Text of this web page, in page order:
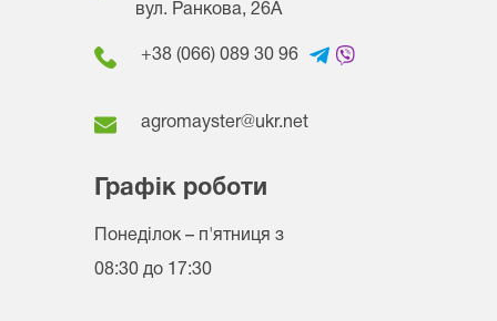
вул. Ранкова, 26A
+38 (066) 089 30 96
agromayster@ukr.net
Графік роботи
Понеділок – п'ятниця з
08:30 до 17:30